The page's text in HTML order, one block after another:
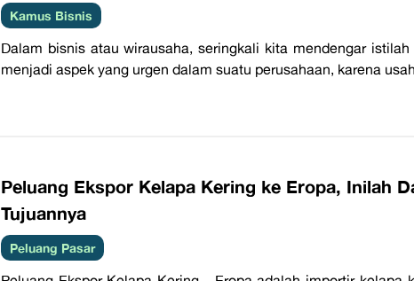
Kamus Bisnis
Dalam bisnis atau wirausaha, seringkali kita mendengar
menjadi aspek yang urgen dalam suatu perusahaan, karena
Peluang Ekspor Kelapa Kering ke Eropa, Inilah
Tujuannya
Peluang Pasar